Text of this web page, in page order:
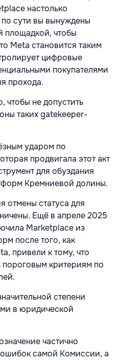
настолько
сути вы вынуждены
площадкой, чтобы
Meta становится таким
цифровые
покупателями
прохода.
чтобы не допустить
таких gatekeeper-
ударом по
продвигала этот акт
для обуздания
Кремниевой долины.
отмены статуса для
Ещё в апреле 2025
Marketplace из
после того, как
привели к тому, что
пороговым критериям по
степени
в юридической
частично
самой Комиссии, а